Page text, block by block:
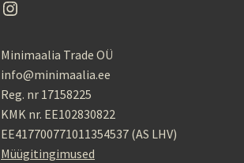
Instagram
Minimaalia Trade OÜ
info@minimaalia.ee
Reg. nr 17158225
KMK nr. EE102830822
EE417700771011354537 (AS LHV)
Müügitingimused